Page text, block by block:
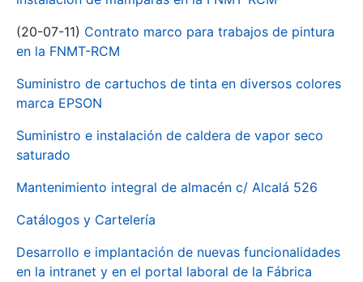
(20-07-11) Contrato marco para trabajos de pintura
en la FNMT-RCM
Suministro de cartuchos de tinta en diversos colores
marca EPSON
Suministro e instalación de caldera de vapor seco
saturado
Mantenimiento integral de almacén c/ Alcalá 526
Catálogos y Cartelería
Desarrollo e implantación de nuevas funcionalidades
en la intranet y en el portal laboral de la Fábrica